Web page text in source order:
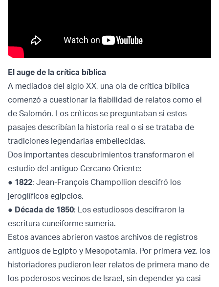
El auge de la crítica bíblica
A mediados del siglo XX, una ola de crítica bíblica
comenzó a cuestionar la fiabilidad de relatos como el
de Salomón. Los críticos se preguntaban si estos
pasajes describían la historia real o si se trataba de
tradiciones legendarias embellecidas.
Dos importantes descubrimientos transformaron el
estudio del antiguo Cercano Oriente:
● 1822: Jean-François Champollion descifró los
jeroglíficos egipcios.
● Década de 1850: Los estudiosos descifraron la
escritura cuneiforme sumeria.
Estos avances abrieron vastos archivos de registros
antiguos de Egipto y Mesopotamia. Por primera vez, los
historiadores pudieron leer relatos de primera mano de
los poderosos vecinos de Israel, sin depender ya casi